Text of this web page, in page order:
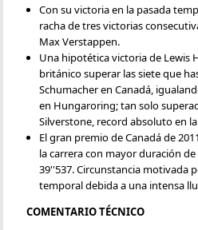
Con su victoria en la pasada
racha de tres victorias
Max Verstappen.
Una hipotética victoria de Lewis
británico superar las siete que
Schumacher en Canadá,
en Hungaroring; tan solo
Silverstone, record absoluto en
El gran premio de Canadá de
la carrera con mayor duración de
39''537. Circunstancia motivada
temporal debida a una intensa
COMENTARIO TÉCNICO